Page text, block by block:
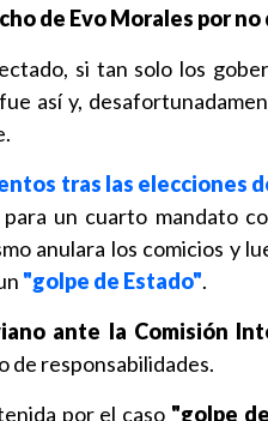
de Evo Morales por no
si tan solo los
así y,
tras las elecciones
un cuarto mandato
anulara los comicios y
"golpe de Estado".
ante la Comisión
de responsabilidades.
por el caso "golpe